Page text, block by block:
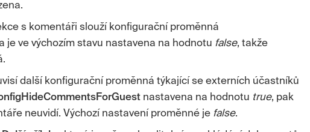
s komentáři slouží konfigurační proměnná
je ve výchozím stavu nastavena na hodnotu false, takže
další konfigurační proměnná týkající se externích účastníků
nastavena na hodnotu true, pak
neuvidí. Výchozí nastavení proměnné je false.